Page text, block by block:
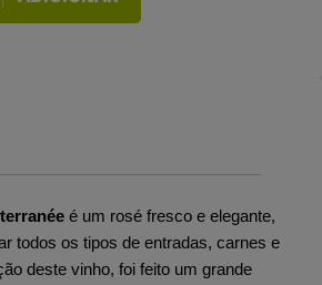
é um rosé fresco e elegante,
todos os tipos de entradas, carnes e
deste vinho, foi feito um grande